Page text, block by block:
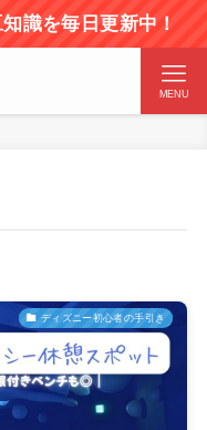
を毎日更新中！
MENU
ディズニー初心者の手引き